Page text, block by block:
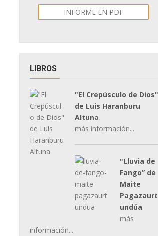
INFORME EN PDF
LIBROS
"El Crepúsculo de Dios"
de Luis Haranburu
Altuna
más información...
"Lluvia de
Fango” de
Maite
Pagazaurt
undúa
más
información...